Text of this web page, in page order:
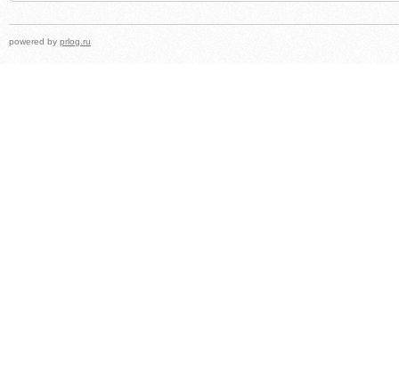
powered by prlog.ru